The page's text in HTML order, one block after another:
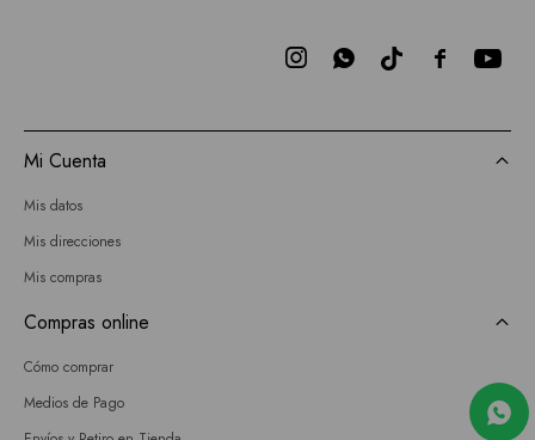

 
Mi Cuenta
Mis datos
Mis direcciones
Mis compras
Compras online
Cómo comprar
Medios de Pago